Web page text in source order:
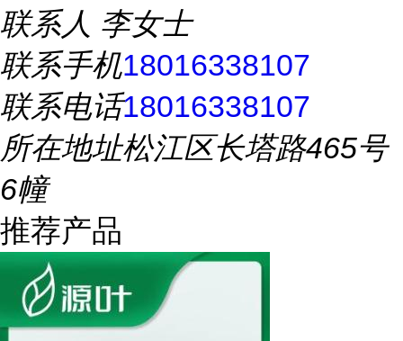
联系人 李女士
联系手机18016338107
联系电话18016338107
所在地址松江区长塔路465号
6幢
推荐产品